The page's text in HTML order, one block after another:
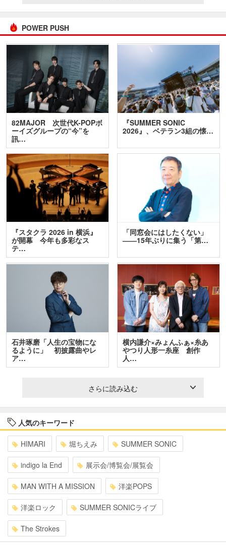
POWER PUSH
82MAJOR 次世代K-POPボ
ーイズグループの“今”を
訊…
『SUMMER SONIC
2026』、ベテラン3組の懐…
『スタクラ 2026 in 横浜』
が開幕 今年も多彩なス
テ…
「同窓会にはしたくない」
――15年ぶりに集う「第…
石井琢磨「人生の宝物にな
るように」 初披露曲やレ
ア…
横内謙介×みょんふぁ×糸あ
やつり人形一糸座 創作
人…
さらに読み込む
人気のキーワード
HIMARI 堀ちえみ SUMMER SONIC
indigo la End 展示会/博覧会/展覧会
MAN WITH A MISSION 洋楽POPS
洋楽ロック SUMMER SONICライブ
The Strokes